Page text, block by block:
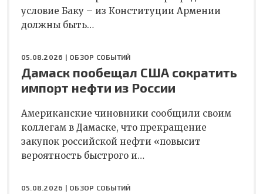
условие Баку – из Конституции Армении
должны быть…
05.08.2026 | ОБЗОР СОБЫТИЙ
Дамаск пообещал США сократить
импорт нефти из России
Американские чиновники сообщили своим
коллегам в Дамаске, что прекращение
закупок российской нефти «повысит
вероятность быстрого и…
05.08.2026 | ОБЗОР СОБЫТИЙ